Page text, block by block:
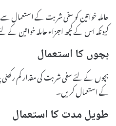
حاملہ خواتین کو سفی شربت کے استعمال
کیونکہ اس کے کچھ اجزاء حاملہ خواتین کے
بچوں کا استعمال
بچوں کے لئے سفی شربت کی مقدار کم
کے استعمال کریں۔
طویل مدت کا استعمال